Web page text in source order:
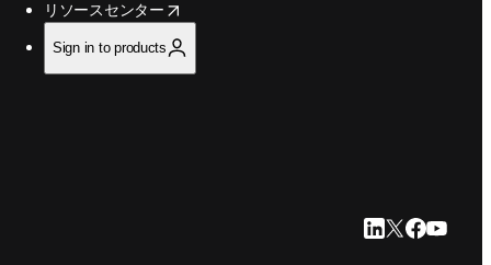
リソースセンター
opens in new tab/window
Sign in to products
LinkedIn 新しい
Twitter 新しい
Facebook
YouTube